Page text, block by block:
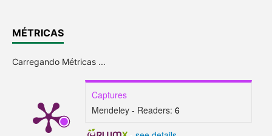
MÉTRICAS
Carregando Métricas ...
Captures
Mendeley - Readers: 6